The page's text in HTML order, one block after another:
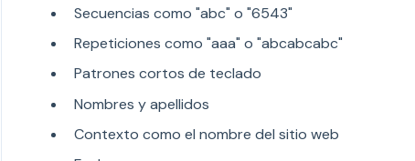
Secuencias como "abc" o "6543"
Repeticiones como "aaa" o "abcabcabc"
Patrones cortos de teclado
Nombres y apellidos
Contexto como el nombre del sitio web